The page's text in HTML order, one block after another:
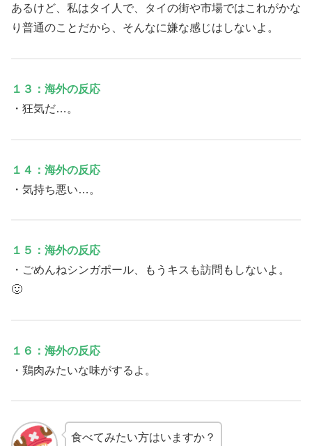
あるけど、私はタイ人で、タイの街や市場ではこれがかな
り普通のことだから、そんなに嫌な感じはしないよ。
１３：海外の反応
・狂気だ…。
１４：海外の反応
・気持ち悪い…。
１５：海外の反応
・ごめんねシンガポール、もうキスも訪問もしないよ。
🙂
１６：海外の反応
・鶏肉みたいな味がするよ。
食べてみたい方はいますか？